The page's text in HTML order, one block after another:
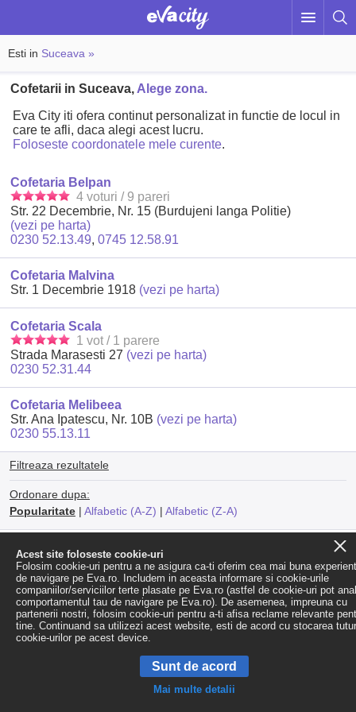
Esti in Suceava »
Cofetarii in Suceava, Alege zona.
Eva City iti ofera continut personalizat in functie de locul in
care te afli, daca alegi acest lucru.
Foloseste coordonatele mele curente.
Cofetaria Belpan
4 voturi / 9 pareri
Str. 22 Decembrie, Nr. 15 (Burdujeni langa Politie)
(vezi pe harta)
0230 52.13.49,0745 12.58.91
Cofetaria Malvina
Str. 1 Decembrie 1918 (vezi pe harta)
Cofetaria Scala
1 vot / 1 parere
Strada Marasesti 27 (vezi pe harta)
0230 52.31.44
Cofetaria Melibeea
Str. Ana Ipatescu, Nr. 10B (vezi pe harta)
0230 55.13.11
Filtreaza rezultatele
Ordonare dupa:
Popularitate| Alfabetic (A-Z) | Alfabetic (Z-A)
Acest site foloseste cookie-uri
Folosim cookie-uri pentru a ne asigura ca-ti oferim cea mai buna
de navigare pe Eva.ro. Includem in aceasta informare si cookie-urile
companiilor/serviciilor terte plasate pe Eva.ro (astfel de cookie-uri pot
comportamentul tau de navigare pe Eva.ro). De asemenea, impreuna cu
partenerii nostri, folosim cookie-uri pentru a-ti afisa reclame relevante
tine. Continuand sa utilizezi acest website, esti de acord cu stocarea
cookie-urilor pe acest device.
Sunt de acord
Mai multe detalii